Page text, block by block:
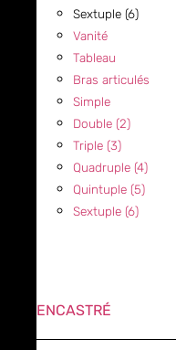
Sextuple (6)
Vanité
Tableau
Bras articulés
Simple
Double (2)
Triple (3)
Quadruple (4)
Quintuple (5)
Sextuple (6)
ENCASTRÉ